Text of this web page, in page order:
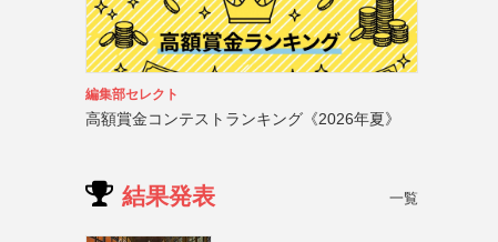
編集部セレクト
高額賞金コンテストランキング《2026年夏》
結果発表 一覧